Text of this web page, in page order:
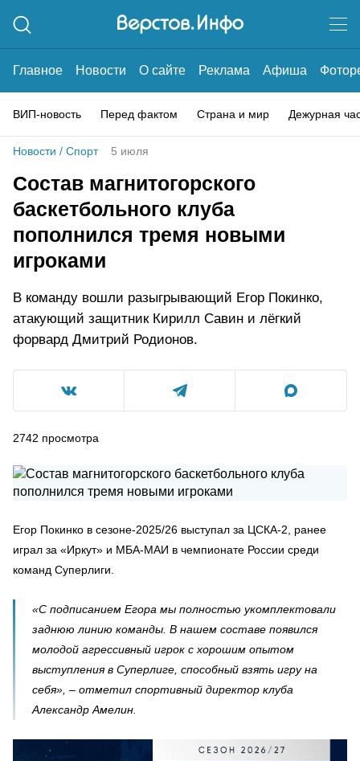
Главное Новости О сайте Реклама Афиша
ВИП-новость Перед фактом Страна и мир Дежурная
Новости / Спорт 5 июля
Состав магнитогорского
баскетбольного клуба
пополнился тремя новыми
игроками
В команду вошли разыгрывающий ️Егор Покинко,
атакующий защитник Кирилл Савин и лёгкий
форвард Дмитрий Родионов.
2742 просмотра
Егор Покинко в сезоне-2025/26 выступал за ЦСКА-2, ранее
играл за «Иркут» и МБА-МАИ в чемпионате России среди
команд Суперлиги.
«С подписанием Егора мы полностью укомплектовали
заднюю линию команды. В нашем составе появился
молодой агрессивный игрок с хорошим опытом
выступления в Суперлиге, способный взять игру на
себя», – отметил спортивный директор клуба
Александр Амелин.